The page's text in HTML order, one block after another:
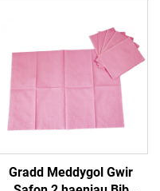
Gradd Meddygol Gwir